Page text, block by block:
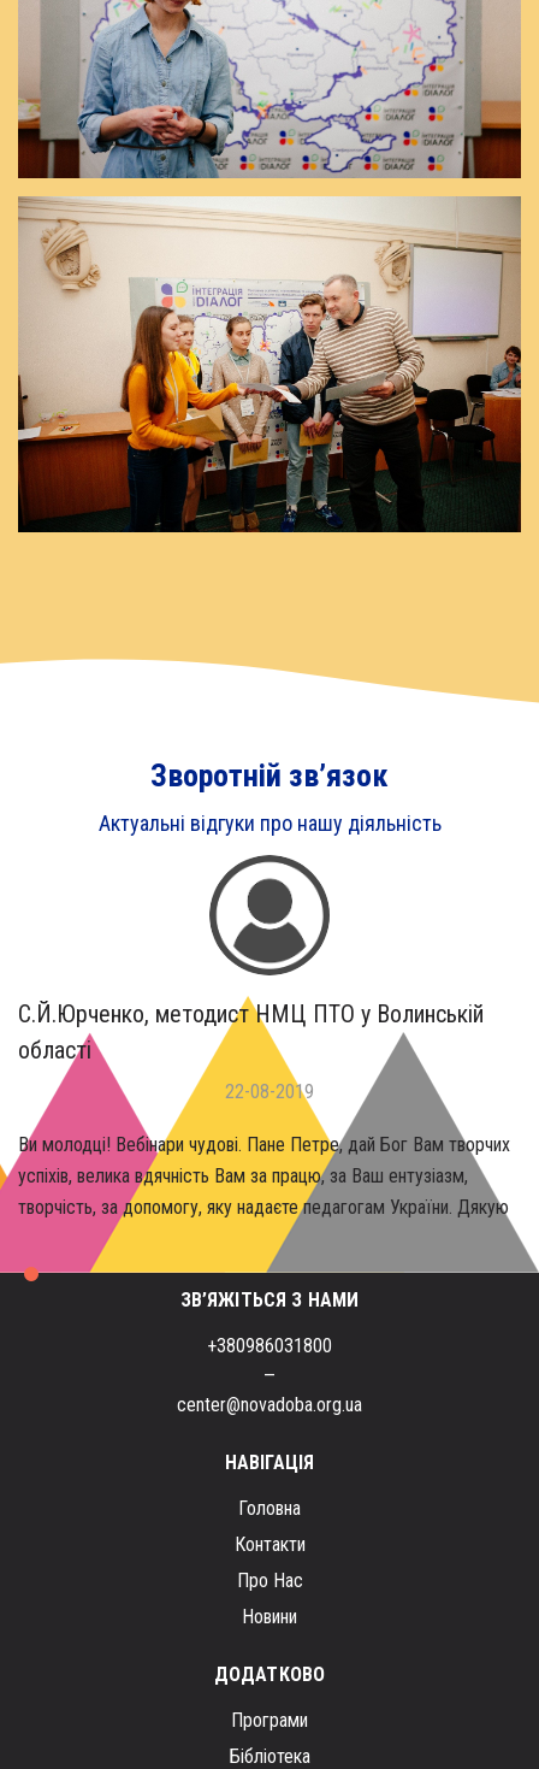
Зворотній зв’язок
Актуальні відгуки про нашу діяльність
С.Й.Юрченко, методист НМЦ ПТО у Волинській
області
22-08-2019
Ви молодці! Вебінари чудові. Пане Петре, дай Бог Вам творчих
успіхів, велика вдячність Вам за працю, за Ваш ентузіазм,
творчість, за допомогу, яку надаєте педагогам України. Дякую
ЗВ’ЯЖІТЬСЯ З НАМИ
+380986031800
–
center@novadoba.org.ua
НАВІГАЦІЯ
Головна
Контакти
Про Нас
Новини
ДОДАТКОВО
Програми
Бібліотека